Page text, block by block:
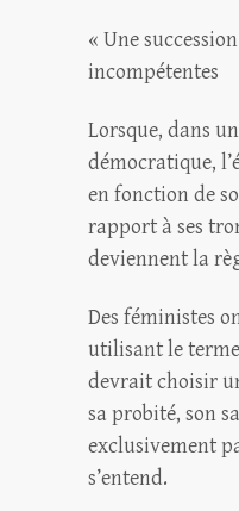
« Une
incompétentes
Lorsque, dans
démocratique,
en fonction de
rapport à ses
deviennent la
Des féministes
utilisant le
devrait choisir
sa probité, son
exclusivement
s’entend.